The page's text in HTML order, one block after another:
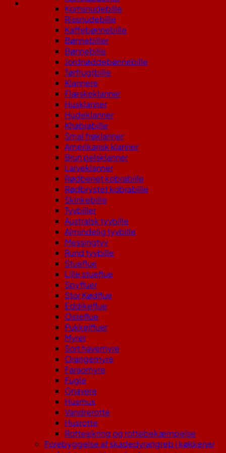
Kornsnudebille
Rissnudebille
Kaffebønnebille
Bønnebiller
Bønnebille
Jordnøddebønnebille
Tørfrugtbille
Klannere
Flæskeklanner
Husklanner
Hudeklanner
Khabrabille
Smal frøklanner
Amerikansk klanner
Brun pelsklanner
Larveklanner
Rødbenet kobrabille
Rødbrystet kobrabille
Skinkebille
Tyvbiller
Australsk tyvbille
Almindelig tyvbille
Messingtyv
Rund tyvbille
Stueflue
Lille stueflue
Spyfluer
Stor Kødflue
Eddikeflue
Osteflue
Pukkelfluer
Myrer
Sort havemyre
Orangemyre
Faraomyre
Fugle
Gnavere
Husmus
Vandrerotte
Husrotte
Rottesikring og rottebekæmpelse
Forebyggelse af skadedyrangreb i køkkener